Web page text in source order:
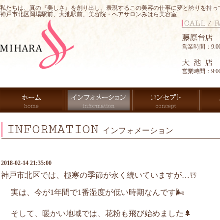
私たちは、真の『美しさ』を創り出し、表現するこの美容の仕事に夢と誇りを持
神戸市北区岡場駅前、大池駅前、美容院・ヘアサロンみはら美容室
営業時間：
営業時間：
INFORMATION インフォメーション
2018-02-14 21:35:00
神戸市北区では、極寒の季節が永く続いていますが…☃️
実は、今が1年間で1番湿度が低い時期なんです🌬
そして、暖かい地域では、花粉も飛び始めました🌲